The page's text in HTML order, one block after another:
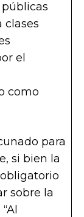
clases
el
como
para
si bien la
sobre la